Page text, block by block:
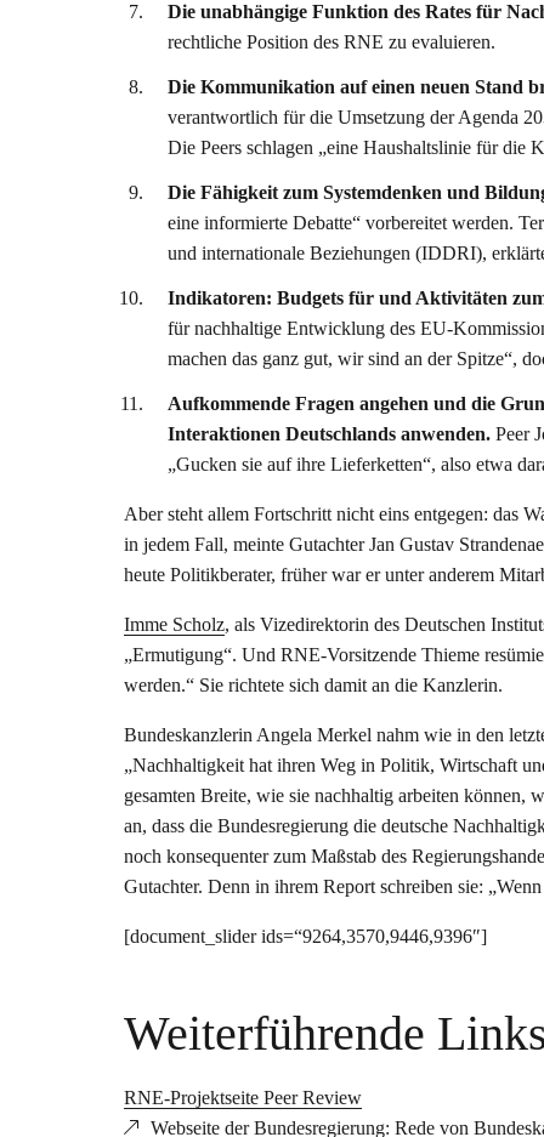
Die unabhängige Funktion des Rates für
rechtliche Position des RNE zu evaluieren.
Die Kommunikation auf einen neuen Stand
verantwortlich für die Umsetzung der Agenda
Die Peers schlagen „eine Haushaltslinie für die
Die Fähigkeit zum Systemdenken und
eine informierte Debatte“ vorbereitet werden.
und internationale Beziehungen (IDDRI),
Indikatoren: Budgets für und Aktivitäten
für nachhaltige Entwicklung des EU-
machen das ganz gut, wir sind an der Spitze“,
Aufkommende Fragen angehen und die
Interaktionen Deutschlands anwenden. Peer
„Gucken sie auf ihre Lieferketten“, also etwa
Aber steht allem Fortschritt nicht eins entgegen: das
in jedem Fall, meinte Gutachter Jan Gustav
heute Politikberater, früher war er unter anderem
Imme Scholz, als Vizedirektorin des Deutschen
„Ermutigung“. Und RNE-Vorsitzende Thieme
werden.“ Sie richtete sich damit an die Kanzlerin.
Bundeskanzlerin Angela Merkel nahm wie in den
„Nachhaltigkeit hat ihren Weg in Politik, Wirtschaft
gesamten Breite, wie sie nachhaltig arbeiten können,
an, dass die Bundesregierung die deutsche
noch konsequenter zum Maßstab des
Gutachter. Denn in ihrem Report schreiben sie:
[document_slider ids=“9264,3570,9446,9396″]
Weiterführende
RNE-Projektseite Peer Review
Webseite der Bundesregierung: Rede von